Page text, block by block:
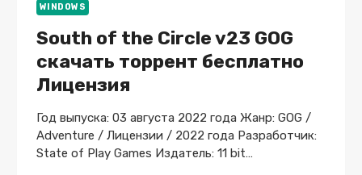
WINDOWS
South of the Circle v23 GOG
скачать торрент бесплатно
Лицензия
Год выпуска: 03 августа 2022 года Жанр: GOG /
Adventure / Лицензии / 2022 года Разработчик:
State of Play Games Издатель: 11 bit…